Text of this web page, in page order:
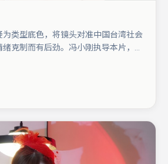
为类型底色，将镜头对准中国台湾社会
克制而有后劲。冯小刚执导本片，在
叙事驱动，周迅、胡歌分别提供反差与
次而定）。节奏紧凑、反转有度，值